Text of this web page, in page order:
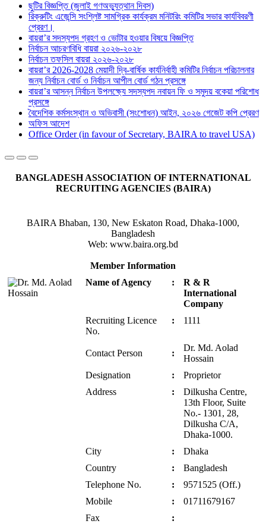
ছুটির বিজ্ঞপ্তি (জুলাই গণঅভ্যুত্থান দিবস)
রিক্রুটিং এজেন্সি সংশ্লিষ্ট সামগ্রিক কার্যক্রম মনিটরিং কমিটির সভার কার্যবিবরণী
প্রেরণ।
বায়রা’র সদস্যপদ গ্রহণ ও ভোটার হওয়ার বিষয়ে বিজ্ঞপ্তি
নির্বাচন আচরণবিধি বায়রা ২০২৬-২০২৮
নির্বাচন তফসিল বায়রা ২০২৬-২০২৮
বায়রা’র 2026-2028 মেয়াদী দ্বি-বার্ষিক কার্যনির্বাহী কমিটির নির্বাচন পরিচালনার
জন্য নির্বাচন বোর্ড ও নির্বাচন আপীল বোর্ড গঠন প্রসঙ্গে
বায়রা’র আসন্ন নির্বাচন উপলক্ষ্যে সদস্যপদ নবায়ন ফি ও সমুদয় বকেয়া পরিশোধ
প্রসঙ্গে
বৈদেশিক কর্মসংস্থান ও অভিবাসী (সংশোধন) আইন, ২০২৬ গেজেট কপি প্রেরণ
অফিস আদেশ
Office Order (in favour of Secretary, BAIRA to travel USA)
BANGLADESH ASSOCIATION OF INTERNATIONAL
RECRUITING AGENCIES (BAIRA)
BAIRA Bhaban, 130, New Eskaton Road, Dhaka-1000,
Bangladesh
Web: www.baira.org.bd
Member Information
Name of Agency
:
R & R
International
Company
Recruiting Licence
No.
: 1111
Contact Person :
Dr. Md. Aolad
Hossain
Designation
:
Proprietor
Address
:
Dilkusha Centre,
13th Floor, Suite
No.- 1301, 28,
Dilkusha C/A,
Dhaka-1000.
City
:
Dhaka
Country
:
Bangladesh
Telephone No.
:
9571525 (Off.)
Mobile
:
01711679167
Fax
: